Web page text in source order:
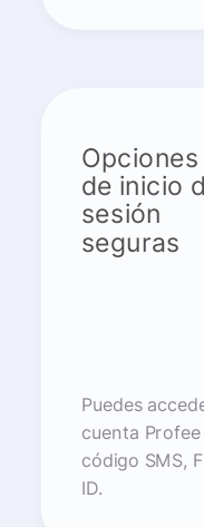
Opciones
de inicio
sesión
seguras
Puedes
cuenta
código SMS,
ID.